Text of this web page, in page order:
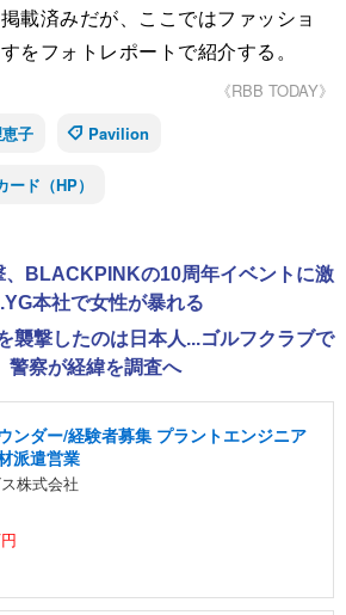
載済みだが、ここではファッショ
をフォトレポートで紹介する。
《RBB TODAY》
子 Pavilion
ド（HP）
、BLACKPINKの10周年イベントに激
本社で女性が暴れる
襲撃したのは日本人...ゴルフクラブで
警察が経緯を調査へ
ンダー/経験者募集 プラントエンジニア
派遣営業
株式会社